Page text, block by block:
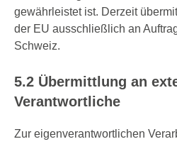
gewährleistet ist. Derzeit
der EU ausschließlich an
Schweiz.
5.2 Übermittlung an
Verantwortliche
Zur eigenverantwortlichen